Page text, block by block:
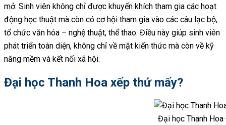
mở. Sinh viên không chỉ được khuyến khích tham gia các hoạt
động học thuật mà còn có cơ hội tham gia vào các câu lạc bộ,
tổ chức văn hóa – nghệ thuật, thể thao. Điều này giúp sinh viên
phát triển toàn diện, không chỉ về mặt kiến thức mà còn về kỹ
năng mềm và kết nối xã hội.
Đại học Thanh Hoa xếp thứ mấy?
Đại học Thanh